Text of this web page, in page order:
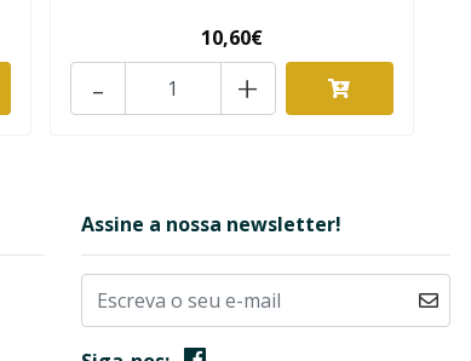
10,60€
+
-
Assine a nossa newsletter!